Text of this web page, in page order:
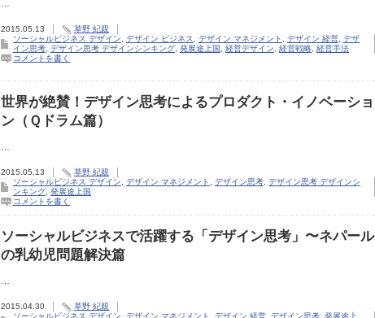
2015.05.13
草野 紀親
ソーシャルビジネス デザイン
デザイン ビジネス デザイン マネジメント デザイン 経営 デザ
イン思考 デザイン思考 デザインシンキング 発展途上国 経営デザイン 経営戦略 経営手法
コメントを書く
世界が絶賛！デザイン思考によるプロダクト・イノベーショ
ン（Ｑドラム篇）
2015.05.13
草野 紀親
ソーシャルビジネス デザイン
デザイン マネジメント デザイン思考 デザイン思考 デザインシ
ンキング 発展途上国
コメントを書く
ソーシャルビジネスで活躍する「デザイン思考」〜ネパール
の乳幼児問題解決篇
2015.04.30
草野 紀親
ソーシャルビジネス デザイン
デザイン マネジメント デザイン 経営 デザイン思考 発展途上